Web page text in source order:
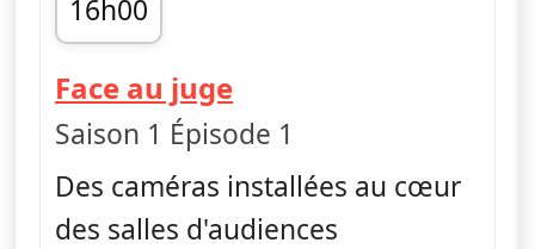
16h00
fin 16h31
Face au juge— Face au juge
Saison 1 Épisode 1
Des caméras installées au cœur
des salles d'audiences